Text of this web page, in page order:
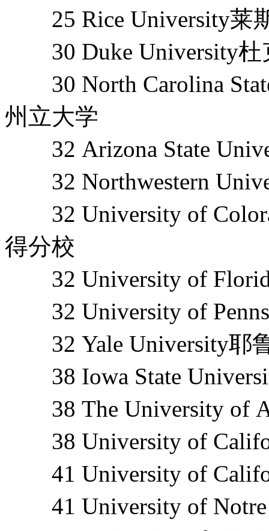
25 Rice University莱
30 Duke University杜
30 North Carolina
州立大学
32 Arizona State
32 Northwestern
32 University of
得分校
32 University of
32 University of
32 Yale University耶
38 Iowa State
38 The University of
38 University of
41 University of
41 University of Notre